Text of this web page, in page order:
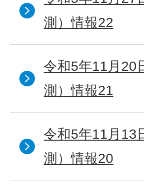
測）情報22
令和5年11月20
測）情報21
令和5年11月13
測）情報20